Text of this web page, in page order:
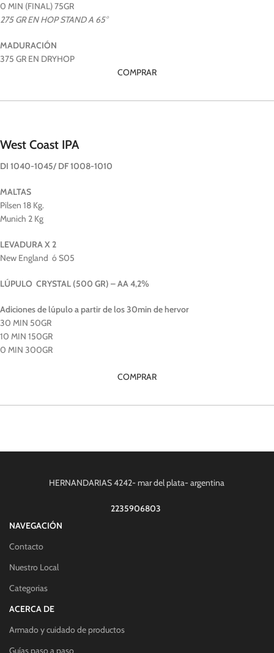
0 MIN (FINAL) 75GR
275 GR EN HOP STAND A 65°
MADURACIÓN
375 GR EN DRYHOP
COMPRAR
West Coast IPA
DI 1040-1045/ DF 1008-1010
MALTAS
Pilsen 18 Kg.
Munich 2 Kg
LEVADURA X 2
New England ó S05
LÚPULO CRYSTAL (500 GR) – AA 4,2%
Adiciones de lúpulo a partir de los 30min de hervor
30 MIN 50GR
10 MIN 150GR
0 MIN 300GR
COMPRAR
HERNANDARIAS 4242- mar del plata- argentina
2235906803
NAVEGACIÓN
Contacto
Nuestro Local
Categorias
ACERCA DE
Armado y cuidado de productos
Guías paso a paso